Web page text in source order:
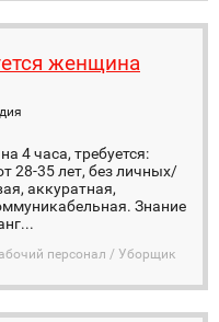
женщина
4 часа, требуется:
28-35 лет, без личных/
аккуратная,
Знание
персонал / Уборщик